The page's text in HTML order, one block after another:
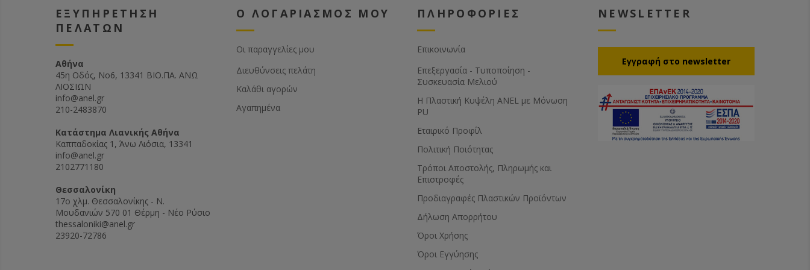
ΕΞΥΠΗΡΕΤΗΣΗ
ΠΕΛΑΤΩΝ
Αθήνα
45η Οδός, Νο6, 13341 ΒΙΟ.ΠΑ. ΑΝΩ
ΛΙΟΣΙΩΝ
info@anel.gr
210-2483870
Kατάστημα Λιανικής Αθήνα
Καππαδοκίας 1, Άνω Λιόσια, 13341
info@anel.gr
2102771180
Θεσσαλονίκη
17ο χλμ. Θεσσαλονίκης - Ν.
Μουδανιών 570 01 Θέρμη - Νέο Ρύσιο
thessaloniki@anel.gr
23920-72786
Ο ΛΟΓΑΡΙΑΣΜΟΣ ΜΟΥ
Οι παραγγελίες μου
Διευθύνσεις πελάτη
Καλάθι αγορών
Αγαπημένα
ΠΛΗΡΟΦΟΡΙΕΣ
Επικοινωνία
Επεξεργασία - Τυποποίηση -
Συσκευασία Μελιού
Η Πλαστική Κυψέλη ANEL με Μόνωση
PU
Εταιρικό Προφίλ
Πολιτική Ποιότητας
Τρόποι Αποστολής, Πληρωμής και
Επιστροφές
Προδιαγραφές Πλαστικών Προϊόντων
Δήλωση Απορρήτου
Όροι Χρήσης
Όροι Εγγύησης
NEWSLETTER
Eγγραφή στο newsletter